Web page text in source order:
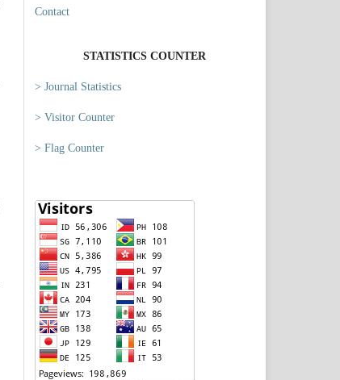
Contact
STATISTICS COUNTER
> Journal Statistics
> Visitor Counter
> Flag Counter